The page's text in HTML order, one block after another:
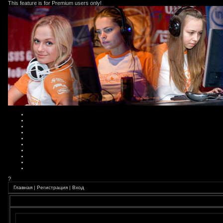
This feature is for Premium users only!
?
Главная | Регистрация | Вход